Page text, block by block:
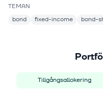
TEMAN
bond
fixed-income bond-
Tillgångsallokering